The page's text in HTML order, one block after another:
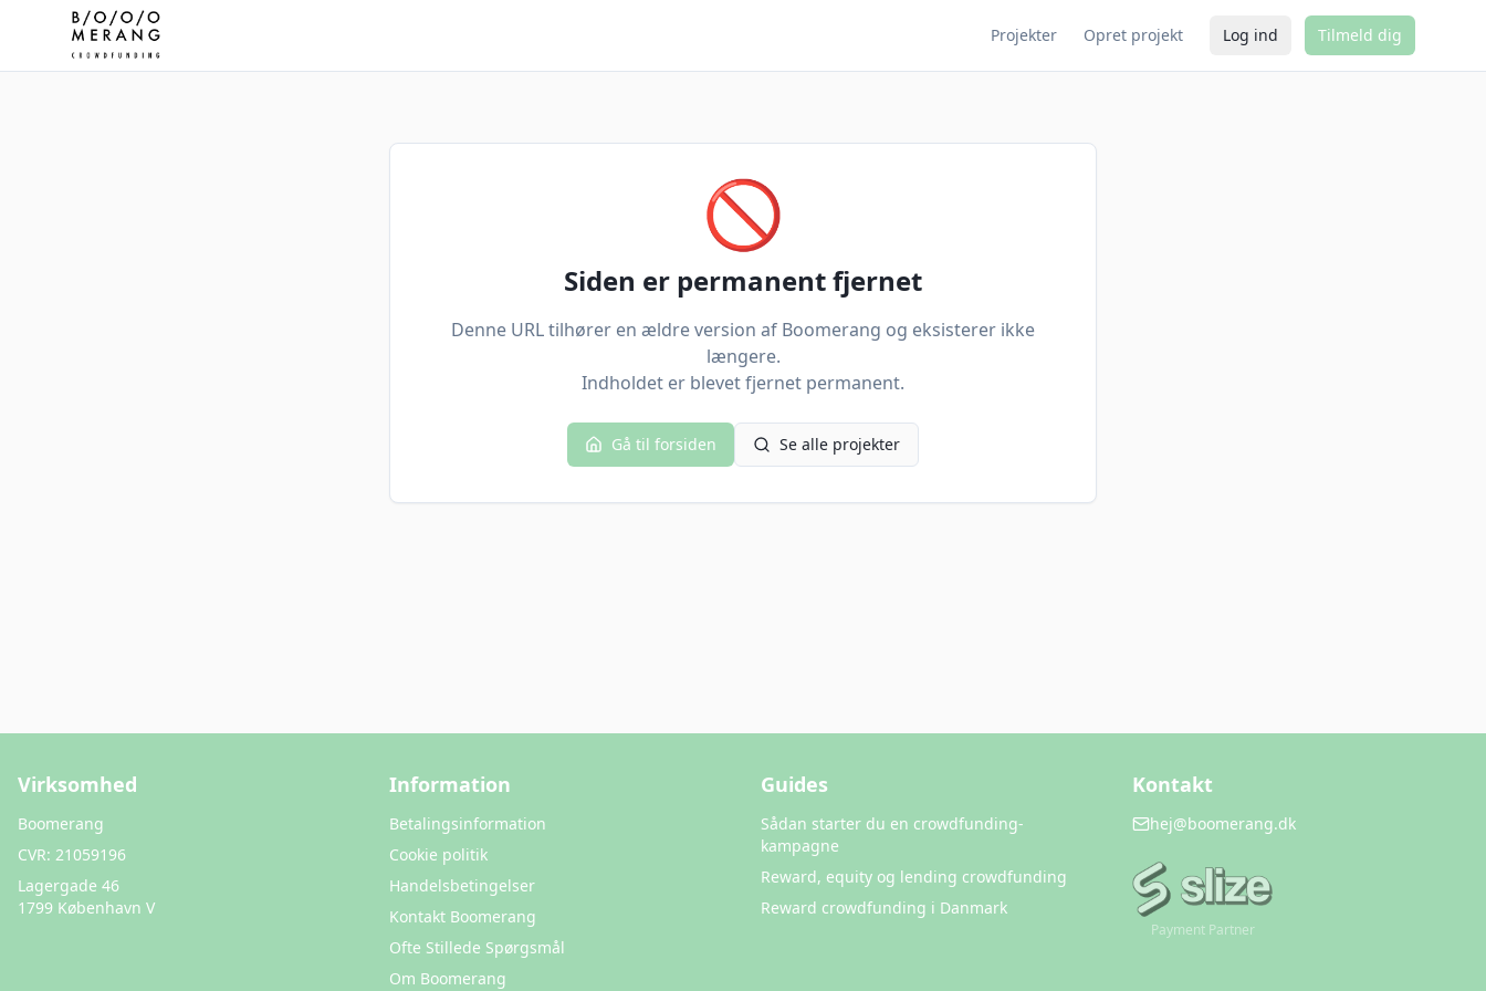
Projekter Opret projekt Log ind Tilmeld dig
🚫
Siden er permanent fjernet
Denne URL tilhører en ældre version af Boomerang og eksisterer ikke
længere.
Indholdet er blevet fjernet permanent.
Gå til forsiden Se alle projekter
Virksomhed
Boomerang
CVR: 21059196
Lagergade 46
1799 København V
Information
Betalingsinformation
Cookie politik
Handelsbetingelser
Kontakt Boomerang
Ofte Stillede Spørgsmål
Om Boomerang
Guides
Sådan starter du en crowdfunding-
kampagne
Reward, equity og lending crowdfunding
Reward crowdfunding i Danmark
Kontakt
hej@boomerang.dk
Payment Partner